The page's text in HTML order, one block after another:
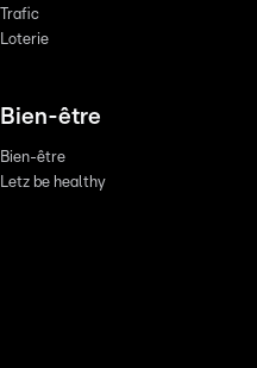
Trafic
Loterie
Bien-être
Bien-être
Letz be healthy